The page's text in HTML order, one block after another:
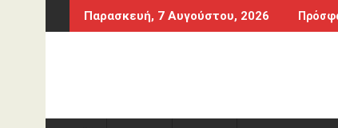
Περάστε
στο
Παρασκευή, 7 Αυγούστου, 2026
βομβαρδισμός που σκότωσε δημοσιογράφο στον
Καύσωνας στο γραφείο: Πόσο μπορεί